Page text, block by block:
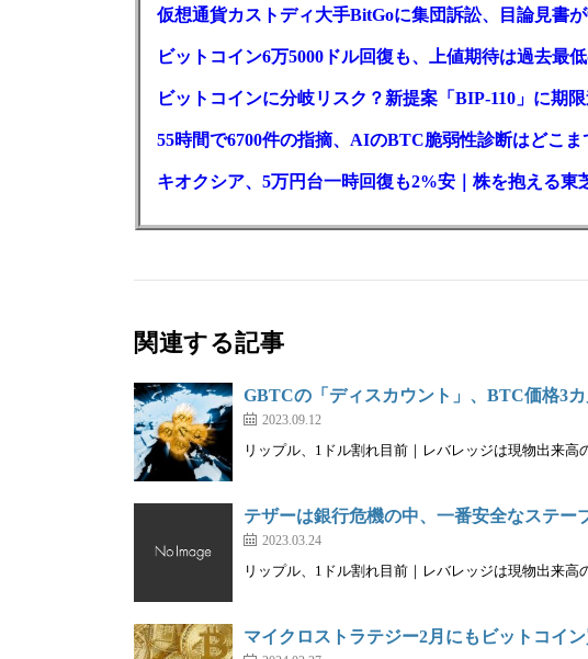
仮想通貨カストディ大手BitGoに集団訴訟、目論見書
ビットコイン6万5000ドル回復も、上値期待は過去最
ビットコインに分岐リスク？新提案「BIP-110」に期
55時間で6700件の指摘、AIのBTC脆弱性診断はどこま
キオクシア、5万円台一時回復も2%安｜株を抱える東
関連する記事
GBTCの「ディスカウント」、BTC価格3
2023.09.12
リップル、1ドル割れ目前｜レバレッジは現物出来
テザーは銀行危機の中、一番安全なステー
2023.03.24
リップル、1ドル割れ目前｜レバレッジは現物出来
マイクロストラテジー2月にもビットコイ